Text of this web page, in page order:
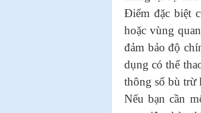
Điểm đặc biệt
hoặc vùng
đảm bảo độ
dụng có thể
thông số bù trừ
Nếu bạn cần